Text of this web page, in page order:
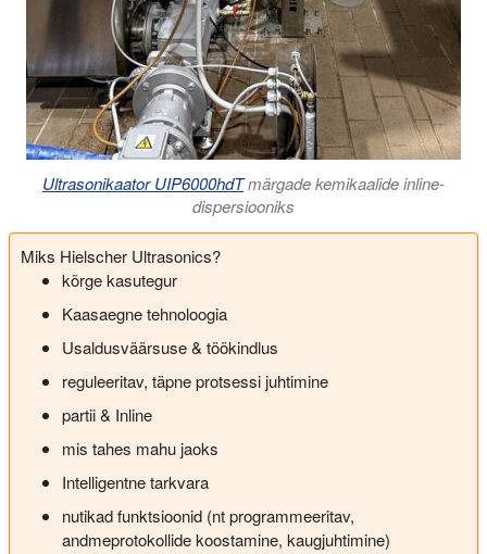
Ultrasonikaator UIP6000hdTmärgade kemikaalide inline-
dispersiooniks
Miks Hielscher Ultrasonics?
kõrge kasutegur
Kaasaegne tehnoloogia
Usaldusväärsuse & töökindlus
reguleeritav, täpne protsessi juhtimine
partii & Inline
mis tahes mahu jaoks
Intelligentne tarkvara
nutikad funktsioonid (nt programmeeritav,
andmeprotokollide koostamine, kaugjuhtimine)